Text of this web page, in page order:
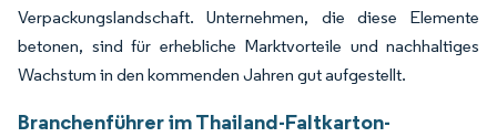
Verpackungslandschaft. Unternehmen, die diese Elemente
betonen, sind für erhebliche Marktvorteile und nachhaltiges
Wachstum in den kommenden Jahren gut aufgestellt.
Branchenführer im Thailand-Faltkarton-